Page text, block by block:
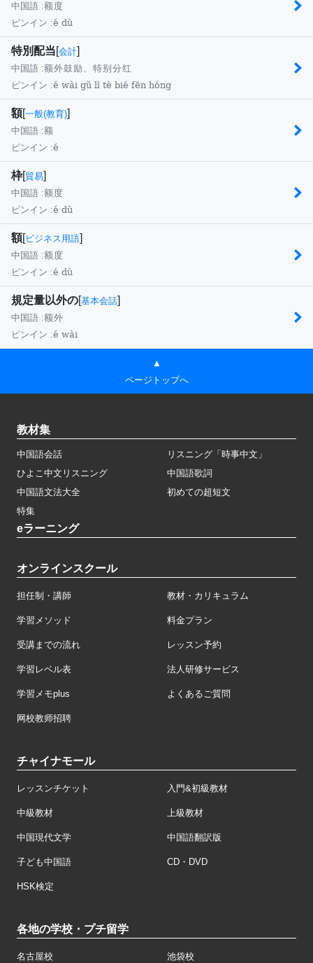
中国語 :额度
ピンイン :é dù
特別配当[会計]
中国語 :额外鼓励、特别分红
ピンイン :é wài gǔ lì tè bié fēn hóng
額[一般(教育)]
中国語 :额
ピンイン :é
枠[貿易]
中国語 :额度
ピンイン :é dù
額[ビジネス用語]
中国語 :额度
ピンイン :é dù
規定量以外の[基本会話]
中国語 :额外
ピンイン :é wài
▲
ページトップへ
教材集
中国語会話
リスニング「時事中文」
ひよこ中文リスニング
中国語歌詞
中国語文法大全
初めての超短文
特集
eラーニング
オンラインスクール
担任制・講師 教材・カリキュラム
学習メソッド 料金プラン
受講までの流れ レッスン予約
学習レベル表 法人研修サービス
学習メモplus よくあるご質問
网校教师招聘
チャイナモール
レッスンチケット 入門&初級教材
中級教材 上級教材
中国現代文学 中国語翻訳版
子ども中国語 CD・DVD
HSK検定
各地の学校・プチ留学
名古屋校 池袋校